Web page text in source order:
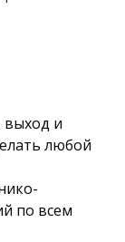
выход и
любой
по всем